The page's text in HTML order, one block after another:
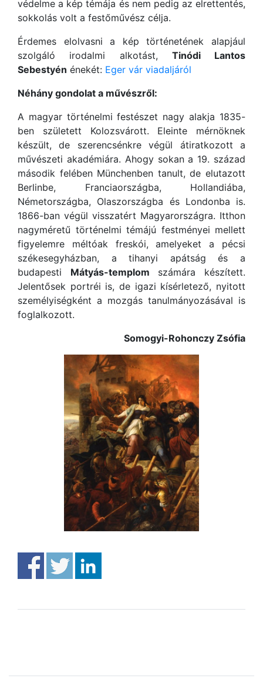
védelme a kép témája és nem pedig az elrettentés,
sokkolás volt a festőművész célja.
Érdemes elolvasni a kép történetének alapjául
szolgáló irodalmi alkotást, Tinódi Lantos
Sebestyén énekét: Eger vár viadaljáról
Néhány gondolat a művészről:
A magyar történelmi festészet nagy alakja 1835-
ben született Kolozsvárott. Eleinte mérnöknek
készült, de szerencsénkre végül átiratkozott a
művészeti akadémiára. Ahogy sokan a 19. század
második felében Münchenben tanult, de elutazott
Berlinbe, Franciaországba, Hollandiába,
Németországba, Olaszországba és Londonba is.
1866-ban végül visszatért Magyarországra. Itthon
nagyméretű történelmi témájú festményei mellett
figyelemre méltóak freskói, amelyeket a pécsi
székesegyházban, a tihanyi apátság és a
budapesti Mátyás-templom számára készített.
Jelentősek portréi is, de igazi kísérletező, nyitott
személyiségként a mozgás tanulmányozásával is
foglalkozott.
Somogyi-Rohonczy Zsófia